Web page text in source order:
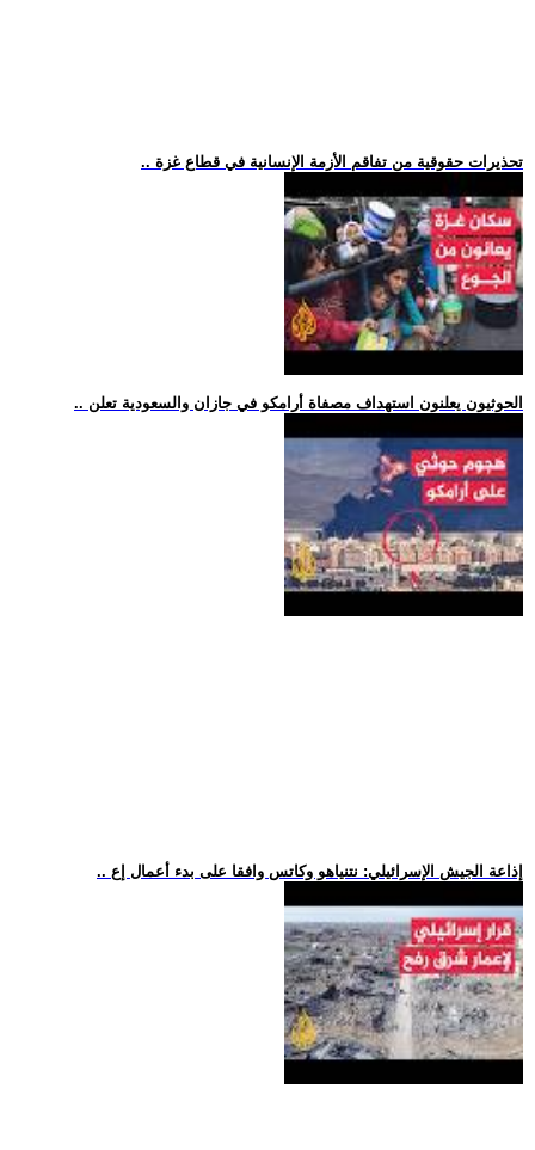
.. تحذيرات حقوقية من تفاقم الأزمة الإنسانية في قطاع غزة
.. الحوثيون يعلنون استهداف مصفاة أرامكو في جازان والسعودية تعلن
.. إذاعة الجيش الإسرائيلي: نتنياهو وكاتس وافقا على بدء أعمال إع